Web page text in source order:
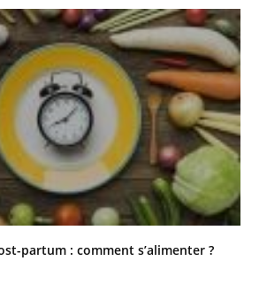
partum : comment s’alimenter ?